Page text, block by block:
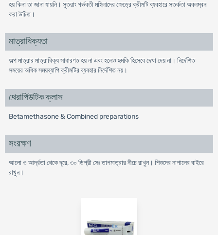
হয় কিনা তা জানা যায়নি। সুতরাং গর্ভবতী মহিলাদের ক্ষেত্রে ক্রীমটি ব্যবহারে সতর্কতা অবলম্বন
করা উচিত।
মাত্রাধিক্যতা
অল্প মাত্রার মাত্রাধিক্য সাধারণত হয় না এবং হলেও হুমকি হিসেবে দেখা দেয় না। নির্দেশিত
সময়ের অধিক সময়ব্যাপি ক্রীমটির ব্যবহার নির্দেশিত নয়।
থেরাপিউটিক ক্লাস
Betamethasone & Combined preparations
সংরক্ষণ
আলো ও আর্দ্রতা থেকে দূরে, ৩০ ডিগ্রী সেঃ তাপমাত্রার নীচে রাখুন। শিশুদের নাগালের বাইরে
রাখুন।